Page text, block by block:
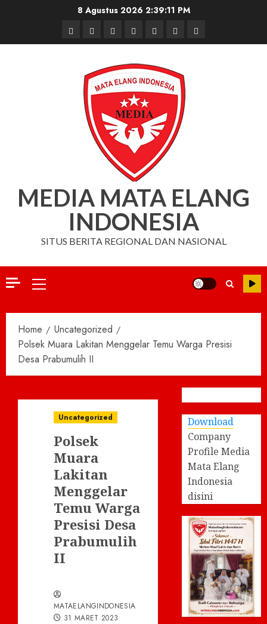
8 Agustus 2026 2:39:12 PM
BerandaNasionalDaerahHukum
dan
Kriminal
Pendidikan
Box
Redaksi
Iklan
MEDIA MATA ELANG
INDONESIA
SITUS BERITA REGIONAL DAN NASIONAL
Primary
Home
Uncategorized
Polsek Muara Lakitan Menggelar Temu Warga Presisi
Desa Prabumulih II
Uncategorized
Polsek
Muara
Lakitan
Menggelar
Temu Warga
Presisi Desa
Prabumulih
II
MATAELANGINDONESIA
31 MARET 2023
Download
Company
Profile Media
Mata Elang
Indonesia
disini